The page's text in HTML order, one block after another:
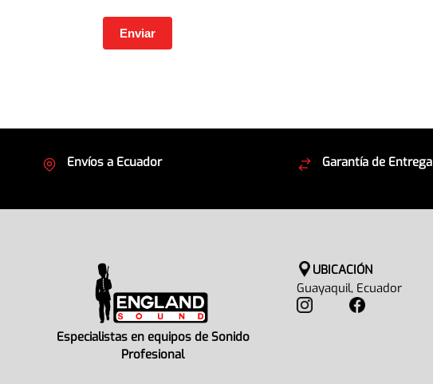
Envíos a Ecuador Garantía de Entrega
Especialistas en equipos de Sonido
Profesional
UBICACIÓN
Guayaquil, Ecuador